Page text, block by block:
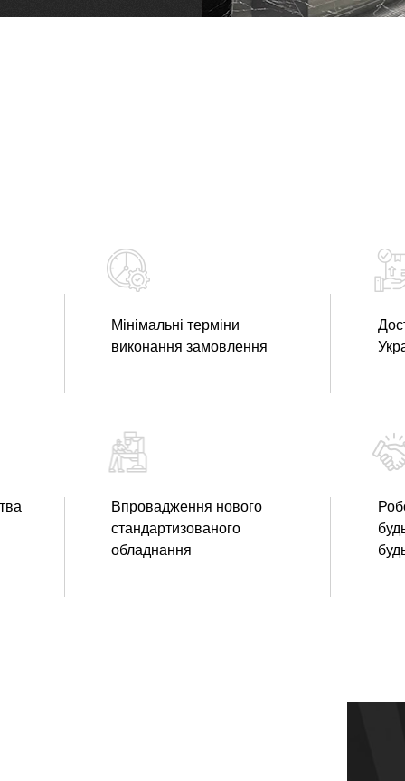
Мінімальні терміни
виконання замовлення
Впровадження нового
стандартизованого
обладнання